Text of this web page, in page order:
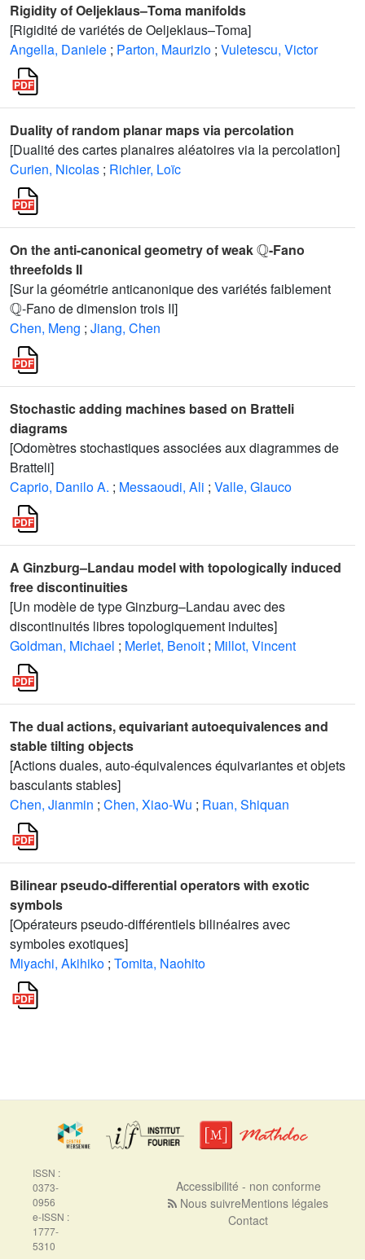
Rigidity of Oeljeklaus–Toma manifolds
[Rigidité de variétés de Oeljeklaus–Toma]
Angella, Daniele ; Parton, Maurizio ; Vuletescu, Victor
Duality of random planar maps via percolation
[Dualité des cartes planaires aléatoires via la percolation]
Curien, Nicolas ; Richier, Loïc
On the anti-canonical geometry of weak
-Fano
threefolds II
[Sur la géométrie anticanonique des variétés faiblement
ℚ
-Fano de dimension trois II]
Chen, Meng ; Jiang, Chen
Stochastic adding machines based on Bratteli
diagrams
[Odomètres stochastiques associées aux diagrammes de
Bratteli]
Caprio, Danilo A. ; Messaoudi, Ali ; Valle, Glauco
A Ginzburg–Landau model with topologically induced
free discontinuities
[Un modèle de type Ginzburg–Landau avec des
discontinuités libres topologiquement induites]
Goldman, Michael ; Merlet, Benoit ; Millot, Vincent
The dual actions, equivariant autoequivalences and
stable tilting objects
[Actions duales, auto-équivalences équivariantes et objets
basculants stables]
Chen, Jianmin ; Chen, Xiao-Wu ; Ruan, Shiquan
Bilinear pseudo-differential operators with exotic
symbols
[Opérateurs pseudo-différentiels bilinéaires avec
symboles exotiques]
Miyachi, Akihiko ; Tomita, Naohito
ISSN :
0373-
0956
e-ISSN :
1777-
5310
Accessibilité - non conforme
Nous suivreMentions légales
Contact